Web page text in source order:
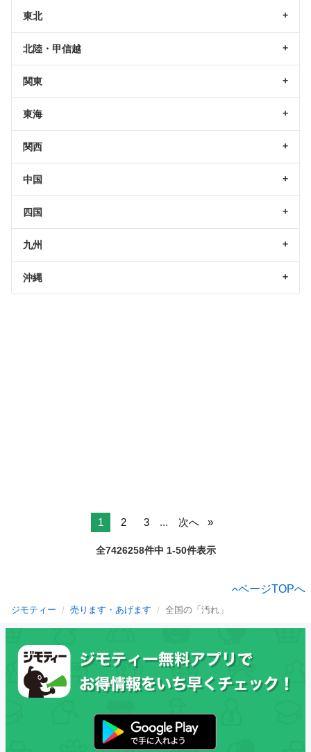
東北
北陸・甲信越
関東
東海
関西
中国
四国
九州
沖縄
1 2 3 ... 次へ
全7426258件中 1-50件表示
ページTOPへ
ジモティー 売ります・あげます 全国の「汚れ」